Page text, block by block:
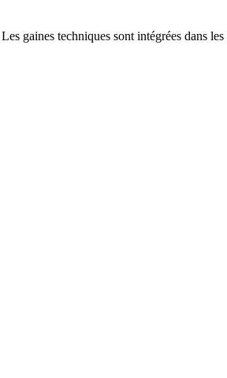
gaines techniques sont intégrées dans